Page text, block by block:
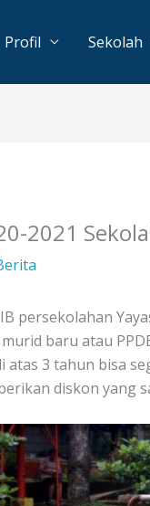
Profil Sekolah
2021
persekolahan
baru atau
atas 3 tahun bisa
diskon yang